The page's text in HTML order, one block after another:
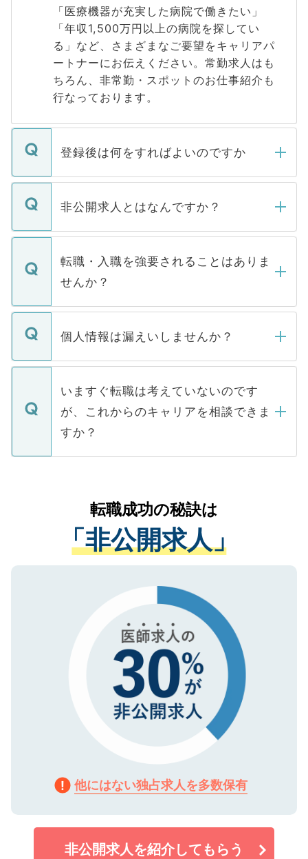
「医療機器が充実した病院で働きたい」
「年収1,500万円以上の病院を探してい
る」など、さまざまなご要望をキャリアパ
ートナーにお伝えください。常勤求人はも
ちろん、非常勤・スポットのお仕事紹介も
行なっております。
登録後は何をすればよいのですか
ご登録いただきましたら、弊社担当者がご
登録内容を確認し、その後メールもしくは
ます。通常、5営業日以内にはご連絡をせて
いただきますので、しばらくお待ちくださ
非公開求人とはなんですか？
マイナビDOCTORで取り扱っている求人の
うち約3割は、Webサイトからご覧いただ
けない「非公開求人」です。非公開求人は
下記の理由によって、一般には公開してい
ません。
■応募殺到を避けるため 人気のある医療機
関を公にしてしまうと、応募が殺到する場
に、医療機関が求める条件に合った人材の
みを人材紹介会社に依頼するケースが増え
ています。
転職・入職を強要されることはありま
せんか？
転職・入職を強要することは一切ありませ
ん。また、仮に応募先から内定をいただい
定を承諾する必要はありません。内定先へ
の辞退の連絡はキャリアパートナーが行い
個人情報は漏えいしませんか？
個人情報が漏えいすることはありませんの
で、ご安心ください。当サイトからの登録
などで収集したご登録者様の個人情報は、
ご本人のキャリアアップおよび転職活動の
支援を目的に使用いたします。お預かりし
ているすべての個人データはご本人の許可
は、個人情報の取り扱いについての厳密な
管理基準を満たした事業者のみに付与され
る、プライバシーマークを取得済みです。
で、機密保持に関してもご安心ください。
いますぐ転職は考えていないのです
が、これからのキャリアを相談できま
すか？
かがいして、現在の医療機関の状況や紹介
経験をまじえながら、適切なアドバイスを
させていただきます。すぐにご転職をされ
ない方には、長期的なサポートが可能です
ので、まずはご登録ください。
転職成功の秘訣は
「非公開求人」
他にはない独占求人を多数保有
非公開求人を紹介してもらう